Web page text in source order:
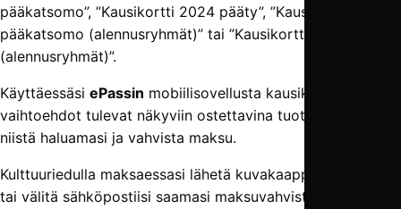
pääkatsomo”, ”Kausikortti 2024 pääty”, ”Kausikortti 2024
pääkatsomo (alennusryhmät)” tai ”Kausikortti 2024 pääty
(alennusryhmät)”.
Käyttäessäsi ePassin mobiilisovellusta kausikortti­
vaihtoehdot tulevat näkyviin ostettavina tuotteina. Valitse
niistä haluamasi ja vahvista maksu.
Kulttuuriedulla maksaessasi lähetä kuvakaappaus kuitista
tai välitä sähköpostiisi saamasi maksuvahvistus